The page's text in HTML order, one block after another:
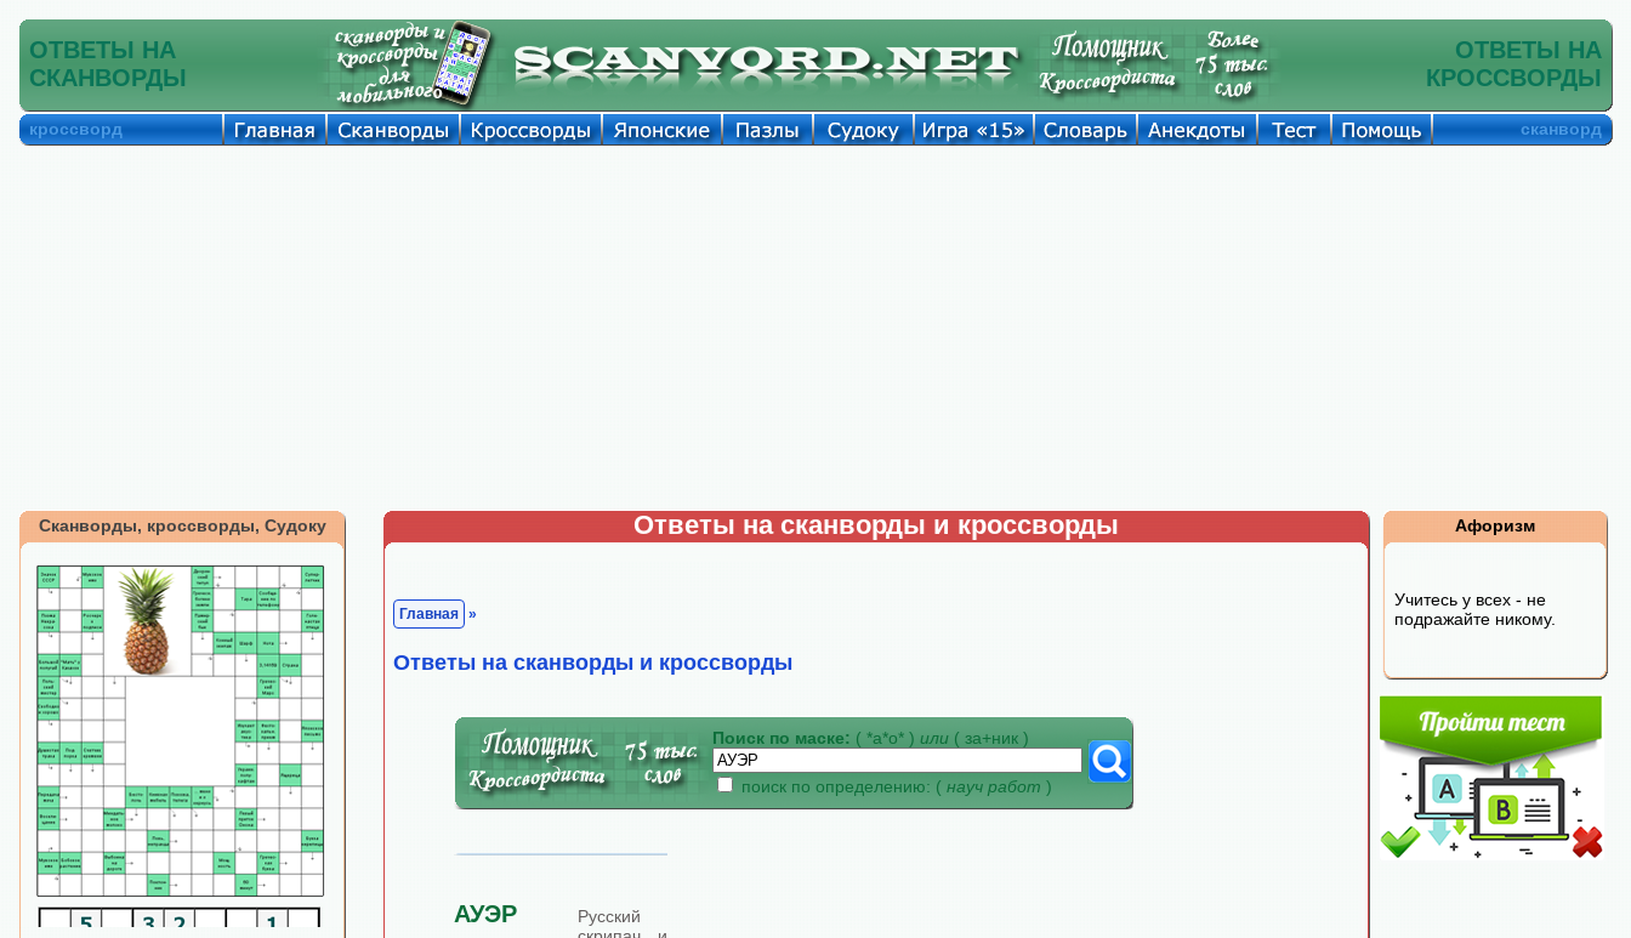
ОТВЕТЫ НА
СКАНВОРДЫ
ОТВЕТЫ НА
КРОССВОРДЫ
кроссворд сканворд
Сканворды, кроссворды, Судоку Ответы на сканворды и кроссворды
Главная »
Ответы на сканворды и кроссворды
Поиск по маске: ( *а*о* ) или ( за+ник )
поиск по определению: ( науч работ )
АУЭР
Русский
Афоризм
Учитесь у всех - не
подражайте никому.